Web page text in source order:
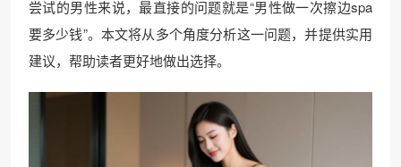
尝试的男性来说，最直接的问题就是“男性做一次擦边spa
要多少钱”。本文将从多个角度分析这一问题，并提供实用
建议，帮助读者更好地做出选择。